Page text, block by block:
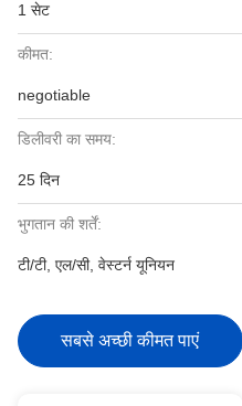
1 सेट
कीमत:
negotiable
डिलीवरी का समय:
25 दिन
भुगतान की शर्तें:
टी/टी, एल/सी, वेस्टर्न यूनियन
सबसे अच्छी कीमत पाएं